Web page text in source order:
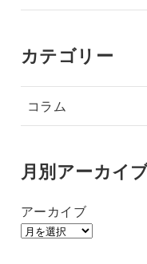
カテゴリー
コラム
月別アーカイ
アーカイブ